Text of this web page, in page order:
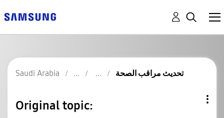
Saudi Arabia تحديث مراقب الصحة
Original topic: